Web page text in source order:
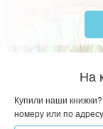
На
Купили наши
номеру или по